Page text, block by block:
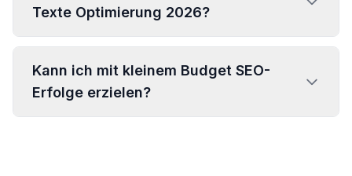
Texte Optimierung 2026?
Kann ich mit kleinem Budget SEO-
Erfolge erzielen?